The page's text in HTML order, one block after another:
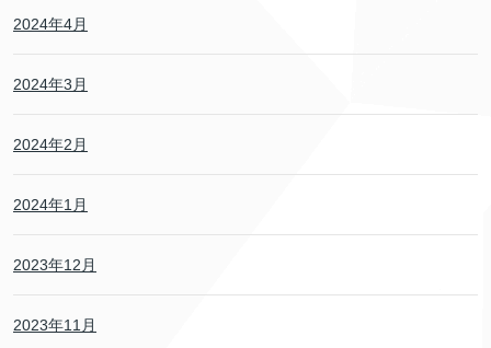
2024年4月
2024年3月
2024年2月
2024年1月
2023年12月
2023年11月